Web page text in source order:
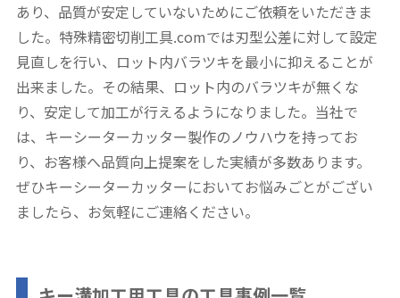
あり、品質が安定していないためにご依頼をいただきま
した。特殊精密切削工具.comでは刃型公差に対して設定
見直しを行い、ロット内バラツキを最小に抑えることが
出来ました。その結果、ロット内のバラツキが無くな
り、安定して加工が行えるようになりました。当社で
は、キーシーターカッター製作のノウハウを持ってお
り、お客様へ品質向上提案をした実績が多数あります。
ぜひキーシーターカッターにおいてお悩みごとがござい
ましたら、お気軽にご連絡ください。